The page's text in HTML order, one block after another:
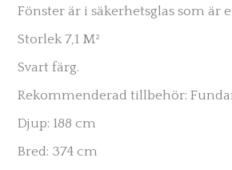
Fönster är i säkerhetsglas som är
Storlek 7,1 M²
Svart färg.
Rekommenderad tillbehör:
Djup: 188 cm
Bred: 374 cm